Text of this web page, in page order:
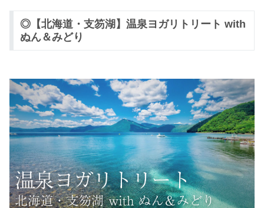
◎【北海道・支笏湖】温泉ヨガリトリート with
ぬん＆みどり